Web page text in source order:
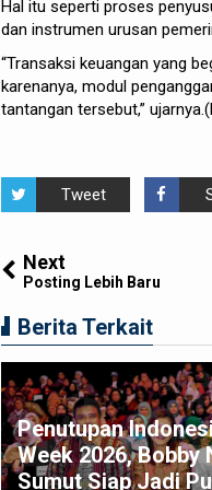
Hal itu seperti proses
dan instrumen urusan
“Transaksi keuangan yang
karenanya, modul
tantangan tersebut,”
Tweet
Next
Posting Lebih Baru
Berita Terkait
Penutupan
Week 2026, Bobby
Sumut Siap Jadi